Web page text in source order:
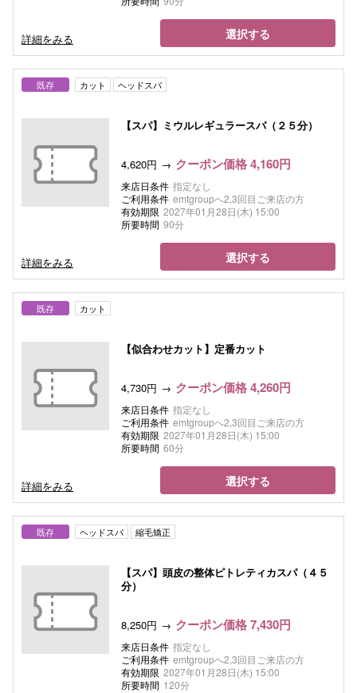
詳細をみる 選択する
既存 カット ヘッドスパ
【スパ】ミウルレギュラースパ（２５分）
4,620円 クーポン価格 4,160円
来店日条件 指定なし
ご利用条件 emtgroupへ2,3回目ご来店の方
有効期限 2027年01月28日(木) 15:00
所要時間 90分
詳細をみる 選択する
既存 カット
【似合わせカット】定番カット
4,730円 クーポン価格 4,260円
来店日条件 指定なし
ご利用条件 emtgroupへ2,3回目ご来店の方
有効期限 2027年01月28日(木) 15:00
所要時間 60分
詳細をみる 選択する
既存 ヘッドスパ 縮毛矯正
【スパ】頭皮の整体ピトレティカスパ（４５
分）
8,250円 クーポン価格 7,430円
来店日条件 指定なし
ご利用条件 emtgroupへ2,3回目ご来店の方
有効期限 2027年01月28日(木) 15:00
所要時間 120分